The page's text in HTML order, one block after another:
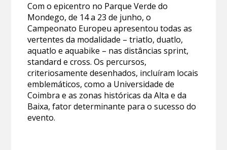
Com o epicentro no Parque Verde do
Mondego, de 14 a 23 de junho, o
Campeonato Europeu apresentou todas as
vertentes da modalidade – triatlo, duatlo,
aquatlo e aquabike – nas distâncias sprint,
standard e cross. Os percursos,
criteriosamente desenhados, incluíram locais
emblemáticos, como a Universidade de
Coimbra e as zonas históricas da Alta e da
Baixa, fator determinante para o sucesso do
evento.